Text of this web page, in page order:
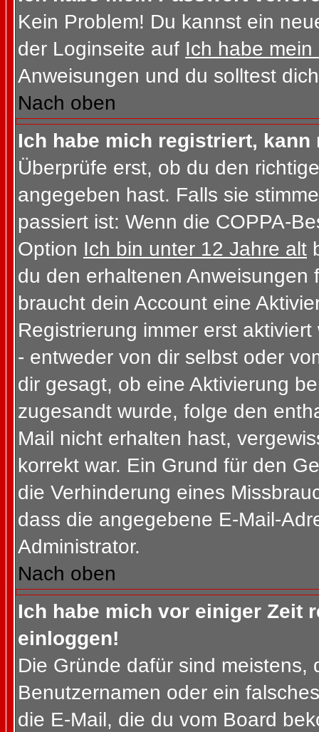
Kein Problem! Du kannst ein
der Loginseite auf Ich habe
Anweisungen und du solltest
Nach oben
Ich habe mich registriert,
Überprüfe erst, ob du den
angegeben hast. Falls sie
passiert ist: Wenn die COPPA-
Option Ich bin unter 12 Jahre alt
du den erhaltenen
braucht dein Account eine
Registrierung immer erst
- entweder von dir selbst oder
dir gesagt, ob eine Aktivierung
zugesandt wurde, folge den
Mail nicht erhalten hast,
korrekt war. Ein Grund für den
die Verhinderung eines
dass die angegebene E-Mail-
Administrator.
Nach oben
Ich habe mich vor einiger Zeit
einloggen!
Die Gründe dafür sind
Benutzernamen oder ein
die E-Mail, die du vom Board